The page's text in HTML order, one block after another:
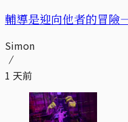
輔導是迎向他者的冒
Simon
1 天前